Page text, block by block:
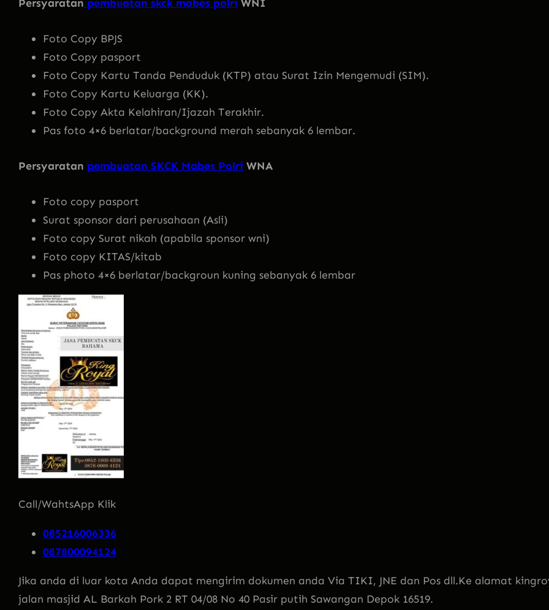
Persyaratan pembuatan skck mabes polri WNI
Foto Copy BPJS
Foto Copy pasport
Foto Copy Kartu Tanda Penduduk (KTP) atau Surat Izin Mengemudi (SIM).
Foto Copy Kartu Keluarga (KK).
Foto Copy Akta Kelahiran/Ijazah Terakhir.
Pas foto 4×6 berlatar/background merah sebanyak 6 lembar.
Persyaratan pembuatan SKCK Mabes Polri WNA
Foto copy pasport
Surat sponsor dari perusahaan (Asli)
Foto copy Surat nikah (apabila sponsor wni)
Foto copy KITAS/kitab
Pas photo 4×6 berlatar/backgroun kuning sebanyak 6 lembar
Call/WahtsApp Klik
085216006336
087800094124
Jika anda di luar kota Anda dapat mengirim dokumen anda Via TIKI, JNE dan Pos dll.Ke alamat
jalan masjid AL Barkah Pork 2 RT 04/08 No 40 Pasir putih Sawangan Depok 16519.